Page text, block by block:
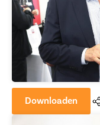
Downloaden